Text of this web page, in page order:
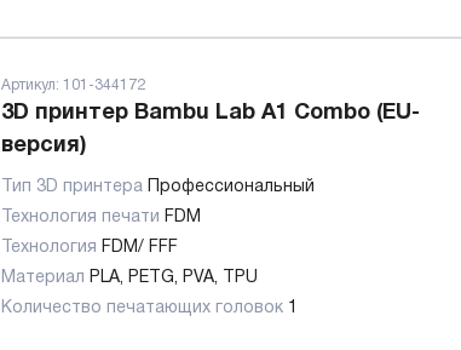
Артикул: 101-344172
3D принтер Bambu Lab А1 Combo (EU-
версия)
Тип 3D принтера
Профессиональный
Технология печати FDM
Технология FDM/ FFF
Материал PLA, PETG, PVA, TPU
Количество печатающих головок 1